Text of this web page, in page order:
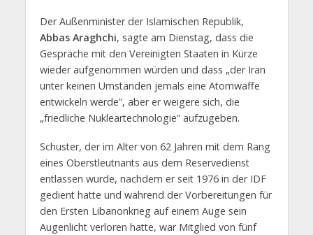
Der Außenminister der Islamischen Republik,
Abbas Araghchi, sagte am Dienstag, dass die
Gespräche mit den Vereinigten Staaten in Kürze
wieder aufgenommen würden und dass „der Iran
unter keinen Umständen jemals eine Atomwaffe
entwickeln werde”, aber er weigere sich, die
„friedliche Nukleartechnologie” aufzugeben.
Schuster, der im Alter von 62 Jahren mit dem Rang
eines Oberstleutnants aus dem Reservedienst
entlassen wurde, nachdem er seit 1976 in der IDF
gedient hatte und während der Vorbereitungen für
den Ersten Libanonkrieg auf einem Auge sein
Augenlicht verloren hatte, war Mitglied von fünf